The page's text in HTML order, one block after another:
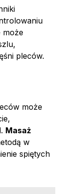
może
pleców.
może
Masaż
w
spiętych